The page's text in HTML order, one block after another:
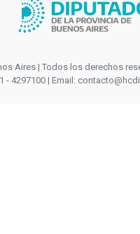
Aires | Todos los derechos
- 4297100 | Email: